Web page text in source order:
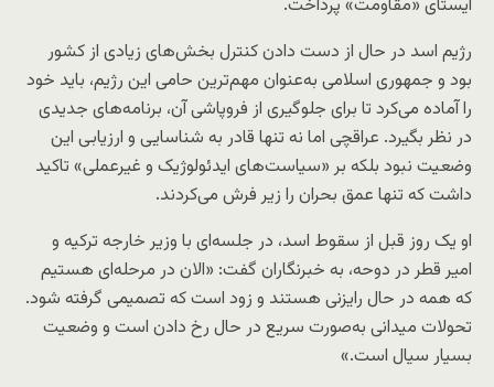
ایستای «مقاومت» پرداخت.
رژیم اسد در حال از دست دادن کنترل بخش‌های زیادی از کشور
بود و جمهوری اسلامی به‌عنوان مهم‌ترین حامی این رژیم، باید خود
را آماده می‌کرد تا برای جلوگیری از فروپاشی آن، برنامه‌های جدیدی
در نظر بگیرد. عراقچی اما نه‌ تنها قادر به شناسایی و ارزیابی این
وضعیت نبود بلکه بر «سیاست‌های ایدئولوژیک و غیرعملی» تاکید
داشت که تنها عمق بحران را زیر فرش می‌کردند.
او یک روز قبل از سقوط اسد، در جلسه‌ای با وزیر خارجه ترکیه و
امیر قطر در دوحه، به خبرنگاران گفت: «الان در مرحله‌ای هستیم
که همه در حال رایزنی هستند و زود است که تصمیمی گرفته شود.
تحولات میدانی به‌صورت سریع در حال رخ دادن است و وضعیت
بسیار سیال است.»